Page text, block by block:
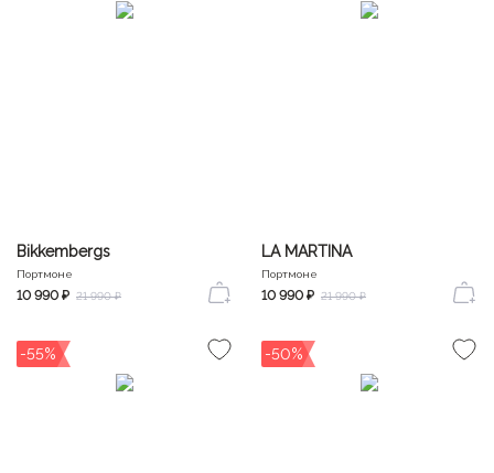
Bikkembergs
Портмоне
10 990 ₽ 21 990 ₽
LA MARTINA
Портмоне
10 990 ₽ 21 990 ₽
-55% -50%